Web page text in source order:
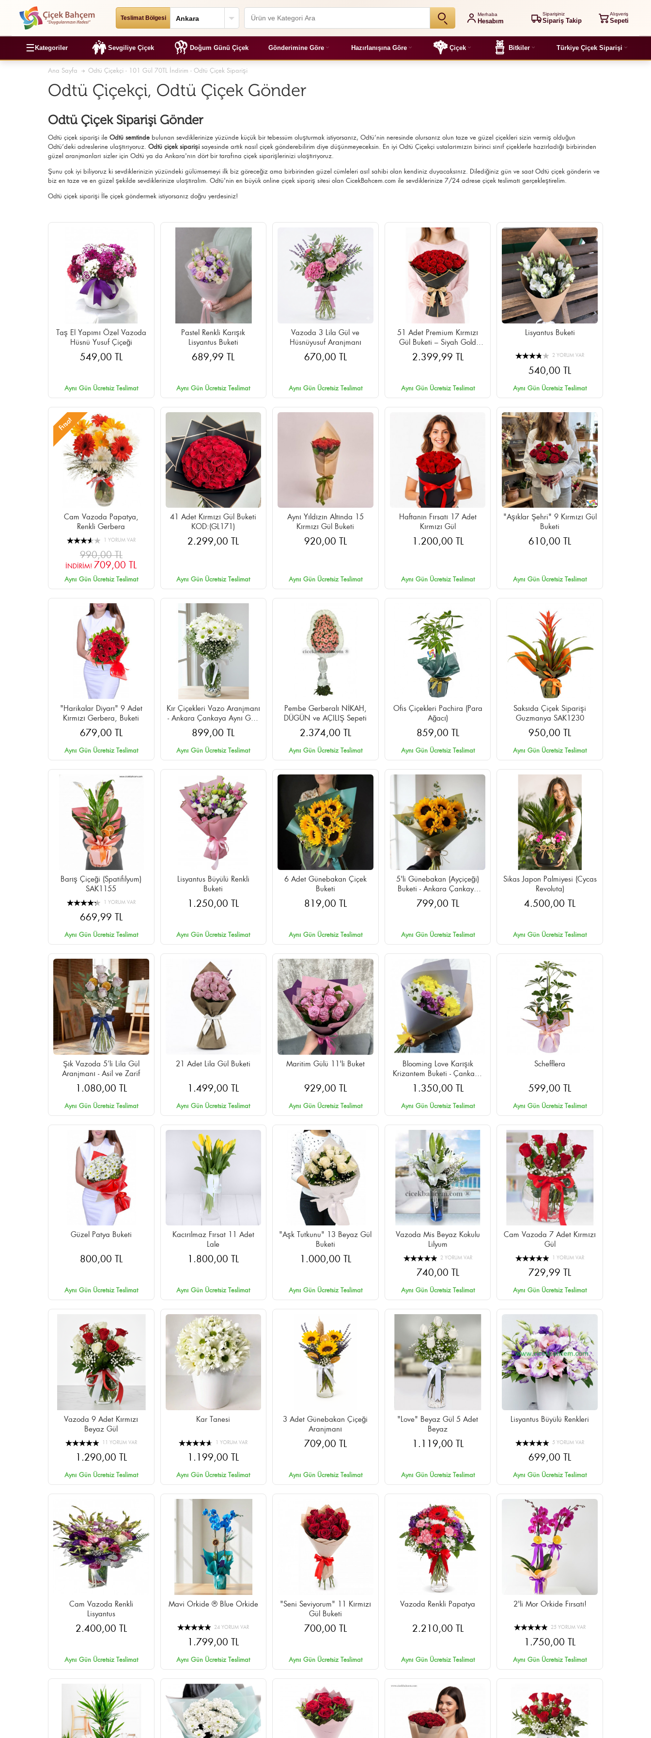
Teslimat Bölgesi
Merhaba
Hesabım
Siparişiniz
Sipariş Takip
Alışveriş
Sepeti
☰ Kategoriler Sevgiliye Çiçek Doğum Günü Çiçek Gönderimine Göre Hazırlanışına Göre Çiçek Bitkiler Türkiye Çiçek Siparişi
Ana Sayfa Odtü Çiçekçi - 101 Gül 70TL İndirim - Odtü Çiçek Siparişi
Odtü Çiçekçi, Odtü Çiçek Gönder
Odtü Çiçek Siparişi Gönder
Odtü çiçek siparişi ile Odtü semtinde bulunan sevdiklerinize yüzünde küçük bir tebessüm oluşturmak istiyorsanız, Odtü’nin neresinde olursanız olun taze ve güzel çiçekleri sizin vermiş olduğun
Odtü’deki adreslerine ulaştırıyoruz. Odtü çiçek siparişi sayesinde artık nasıl çiçek gönderebilirim diye düşünmeyeceksin. En iyi Odtü Çiçekçi ustalarımızın birinci sınıf çiçeklerle hazırladığı birbirinden
güzel aranjmanları sizler için Odtü ya da Ankara'nın dört bir tarafına çiçek siparişlerinizi ulaştırıyoruz.
Şunu çok iyi biliyoruz ki sevdiklerinizin yüzündeki gülümsemeyi ilk biz göreceğiz ama birbirinden güzel cümleleri asıl sahibi olan kendiniz duyacaksınız. Dilediğiniz gün ve saat Odtü çiçek gönderin ve
biz en taze ve en güzel şekilde sevdiklerinize ulaştıralım. Odtü'nin en büyük online çiçek sipariş sitesi olan CicekBahcem.com ile sevdiklerinize 7/24 adrese çiçek teslimatı gerçekleştirelim.
Odtü çiçek siparişi İle çiçek göndermek istiyorsanız doğru yerdesiniz!
Taş El Yapımı Özel Vazoda
Hüsnü Yusuf Çiçeği
549,00 TL
Aynı Gün Ücretsiz Teslimat
Pastel Renkli Karışık
Lisyantus Buketi
689,99 TL
Aynı Gün Ücretsiz Teslimat
Vazoda 3 Lila Gül ve
Hüsnüyusuf Aranjmanı
670,00 TL
Aynı Gün Ücretsiz Teslimat
51 Adet Premium Kırmızı
Gül Buketi – Siyah Gold
Ambalajlı Cipsolu
2.399,99 TL
Aynı Gün Ücretsiz Teslimat
Lisyantus Buketi
2 YORUM VAR
540,00 TL
Aynı Gün Ücretsiz Teslimat
Fırsat
Cam Vazoda Papatya,
Renkli Gerbera
1 YORUM VAR
990,00 TL
İNDİRİM! 709,00 TL
Aynı Gün Ücretsiz Teslimat
41 Adet Kırmızı Gül Buketi
KOD:(GL171)
2.299,00 TL
Aynı Gün Ücretsiz Teslimat
Aynı Yıldızın Altında 15
Kırmızı Gül Buketi
920,00 TL
Aynı Gün Ücretsiz Teslimat
Haftanın Fırsatı 17 Adet
Kırmızı Gül
1.200,00 TL
Aynı Gün Ücretsiz Teslimat
"Aşıklar Şehri" 9 Kırmızı Gül
Buketi
610,00 TL
Aynı Gün Ücretsiz Teslimat
"Harikalar Diyarı" 9 Adet
Kırmızı Gerbera, Buketi
679,00 TL
Aynı Gün Ücretsiz Teslimat
Kır Çiçekleri Vazo Aranjmanı
- Ankara Çankaya Aynı Gün
Teslim
899,00 TL
Aynı Gün Ücretsiz Teslimat
Pembe Gerberalı NİKAH,
DÜGÜN ve AÇILIŞ Sepeti
2.374,00 TL
Aynı Gün Ücretsiz Teslimat
Ofis Çiçekleri Pachira (Para
Ağacı)
859,00 TL
Aynı Gün Ücretsiz Teslimat
Saksıda Çiçek Siparişi
Guzmanya SAK1230
950,00 TL
Aynı Gün Ücretsiz Teslimat
Barış Çiçeği (Spatifilyum)
SAK1155
1 YORUM VAR
669,99 TL
Aynı Gün Ücretsiz Teslimat
Lisyantus Büyülü Renkli
Buketi
1.250,00 TL
Aynı Gün Ücretsiz Teslimat
6 Adet Günebakan Çiçek
Buketi
819,00 TL
Aynı Gün Ücretsiz Teslimat
5'li Günebakan (Ayçiçeği)
Buketi - Ankara Çankaya
Aynı Gün Teslimat
799,00 TL
Aynı Gün Ücretsiz Teslimat
Sikas Japon Palmiyesi (Cycas
Revoluta)
4.500,00 TL
Aynı Gün Ücretsiz Teslimat
Şık Vazoda 5’li Lila Gül
Aranjmanı - Asil ve Zarif
1.080,00 TL
Aynı Gün Ücretsiz Teslimat
21 Adet Lila Gül Buketi
1.499,00 TL
Aynı Gün Ücretsiz Teslimat
Maritim Gülü 11'li Buket
929,00 TL
Aynı Gün Ücretsiz Teslimat
Blooming Love Karışık
Krizantem Buketi - Çankaya
Aynı Gün Teslimat
1.350,00 TL
Aynı Gün Ücretsiz Teslimat
Schefflera
599,00 TL
Aynı Gün Ücretsiz Teslimat
Güzel Patya Buketi
800,00 TL
Aynı Gün Ücretsiz Teslimat
Kacırılmaz Fırsat 11 Adet
Lale
1.800,00 TL
Aynı Gün Ücretsiz Teslimat
"Aşk Tutkunu" 13 Beyaz Gül
Buketi
1.000,00 TL
Aynı Gün Ücretsiz Teslimat
Vazoda Mis Beyaz Kokulu
Lilyum
2 YORUM VAR
740,00 TL
Aynı Gün Ücretsiz Teslimat
Cam Vazoda 7 Adet Kırmızı
Gül
1 YORUM VAR
729,99 TL
Aynı Gün Ücretsiz Teslimat
Vazoda 9 Adet Kırmızı
Beyaz Gül
11 YORUM VAR
1.290,00 TL
Aynı Gün Ücretsiz Teslimat
Kar Tanesi
1 YORUM VAR
1.199,00 TL
Aynı Gün Ücretsiz Teslimat
3 Adet Günebakan Çiçeği
Aranjmanı
709,00 TL
Aynı Gün Ücretsiz Teslimat
"Love" Beyaz Gül 5 Adet
Beyaz
1.119,00 TL
Aynı Gün Ücretsiz Teslimat
Lisyantus Büyülü Renkleri
5 YORUM VAR
699,00 TL
Aynı Gün Ücretsiz Teslimat
Cam Vazoda Renkli
Lisyantus
2.400,00 TL
Aynı Gün Ücretsiz Teslimat
Mavi Orkide ® Blue Orkide
24 YORUM VAR
1.799,00 TL
Aynı Gün Ücretsiz Teslimat
"Seni Seviyorum" 11 Kırmızı
Gül Buketi
700,00 TL
Aynı Gün Ücretsiz Teslimat
Vazoda Renkli Papatya
2.210,00 TL
Aynı Gün Ücretsiz Teslimat
2'li Mor Orkide Fırsatı!
25 YORUM VAR
1.750,00 TL
Aynı Gün Ücretsiz Teslimat